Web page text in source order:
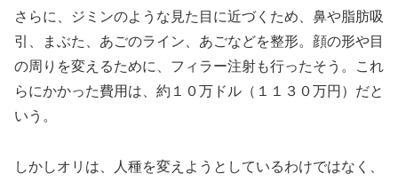
さらに、ジミンのような見た目に近づくため、鼻や脂肪吸
引、まぶた、あごのライン、あごなどを整形。顔の形や目
の周りを変えるために、フィラー注射も行ったそう。これ
らにかかった費用は、約１０万ドル（１１３０万円）だと
いう。
しかしオリは、人種を変えようとしているわけではなく、